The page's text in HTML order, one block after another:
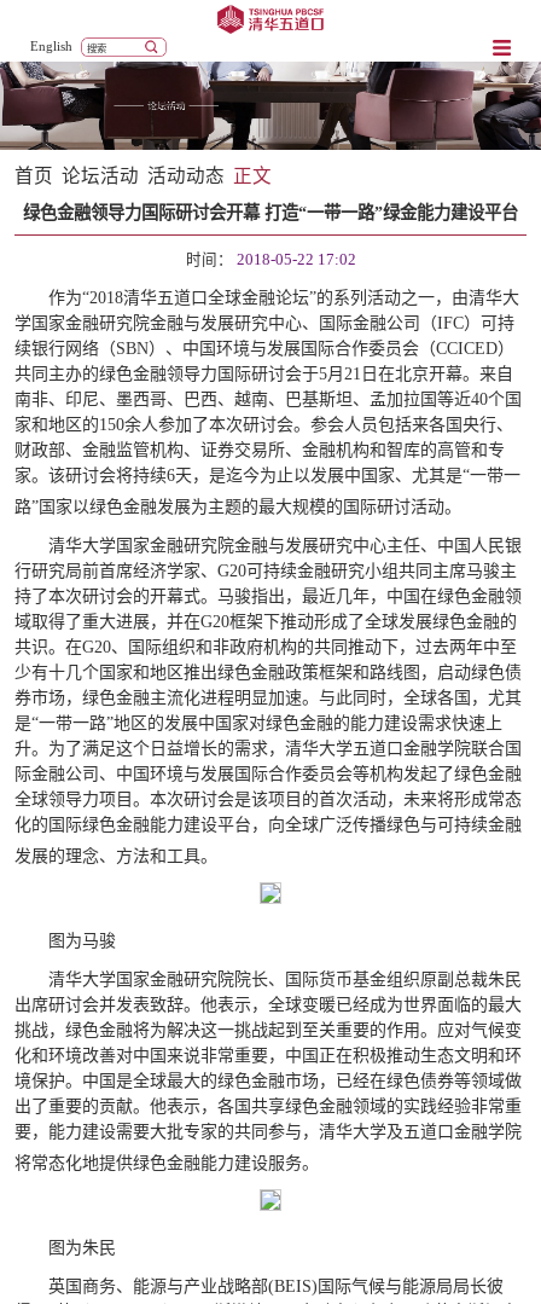
English
首页 论坛活动 活动动态 正文
绿色金融领导力国际研讨会开幕 打造“一带一路”绿金能力建设平台
时间： 2018-05-22 17:02
作为“2018清华五道口全球金融论坛”的系列活动之一，由清华大
学国家金融研究院金融与发展研究中心、国际金融公司（IFC）可持
续银行网络（SBN）、中国环境与发展国际合作委员会（CCICED）
共同主办的绿色金融领导力国际研讨会于5月 21 日在北京开幕。来自
南非、印尼、墨西哥、巴西、越南、巴基斯坦、孟加拉国等近40个国
家和地区的150余人参加了本次研讨会。参会人员包括来各国央行、
财政部、金融监管机构、证券交易所、金融机构和智库的高管和专
家。该研讨会将持续6天，是迄今为止以发展中国家、尤其是“一带一
路”国家以绿色金融发展为主题的最大规模的国际研讨活动。
清华大学国家金融研究院金融与发展研究中心主任、中国人民银
行研究局前首席经济学家、 G20可持续金融研究小组共同主席马骏主
持了本次研讨会的开幕式。马骏指出，最近几年，中国在绿色金融领
域取得了重大进展，并在G20框架下推动形成了全球发展绿色金融的
共识。在G20、国际组织和非政府机构的共同推动下，过去两年中至
少有十几个国家和地区推出绿色金融政策框架和路线图，启动绿色债
券市场，绿色金融主流化进程明显加速。与此同时，全球各国，尤其
是“一带一路”地区的发展中国家对绿色金融的能力建设需求快速上
升。为了满足这个日益增长的需求，清华大学五道口金融学院联合国
际金融公司、中国环境与发展国际合作委员会等机构发起了绿色金融
全球领导力项目。本次研讨会是该项目的首次活动，未来将形成常态
化的国际绿色金融能力建设平台，向全球广泛传播绿色与可持续金融
发展的理念、方法和工具。
图为马骏
清华大学国家金融研究院院长、国际货币基金组织原副总裁朱民
出席研讨会并发表致辞。他表示，全球变暖已经成为世界面临的最大
挑战，绿色金融将为解决这一挑战起到至关重要的作用。应对气候变
化和环境改善对中国来说非常重要，中国正在积极推动生态文明和环
境保护。中国是全球最大的绿色金融市场，已经在绿色债券等领域做
出了重要的贡献。他表示，各国共享绿色金融领域的实践经验非常重
要，能力建设需要大批专家的共同参与，清华大学及五道口金融学院
将常态化地提供绿色金融能力建设服务。
图为朱民
英国商务、能源与产业战略部(BEIS) 国际气候与能源局局长彼